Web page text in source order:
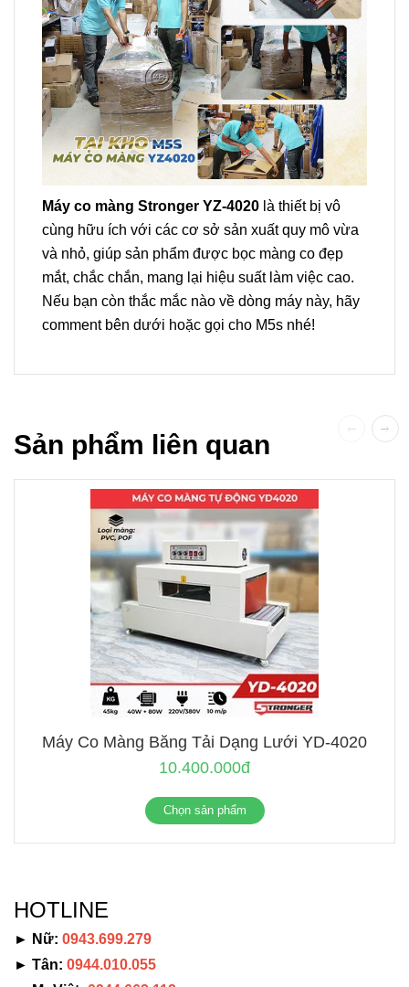
Máy co màng Stronger YZ-4020 là thiết bị vô
cùng hữu ích với các cơ sở sản xuất quy mô vừa
và nhỏ, giúp sản phẩm được bọc màng co đẹp
mắt, chắc chắn, mang lại hiệu suất làm việc cao.
Nếu bạn còn thắc mắc nào về dòng máy này, hãy
comment bên dưới hoặc gọi cho M5s nhé!
Sản phẩm liên quan
Máy Co Màng Băng Tải Dạng Lưới YD-4020
10.400.000đ
Chọn sản phẩm
HOTLINE
► Nữ: 0943.699.279
► Tân: 0944.010.055